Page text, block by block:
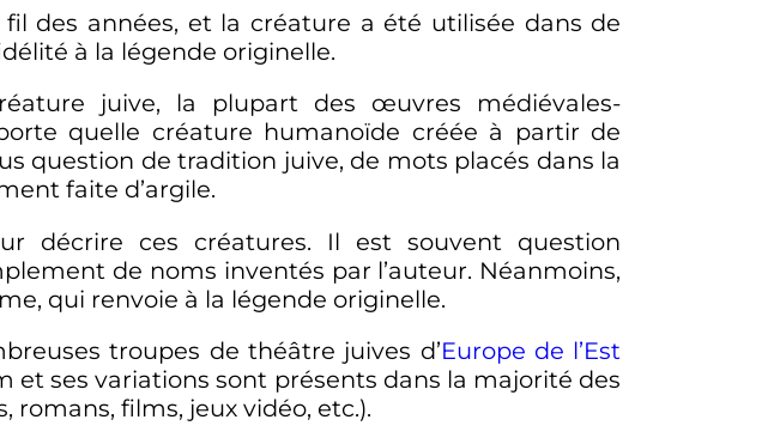
des années, et la créature a été utilisée dans de
à la légende originelle.
juive, la plupart des œuvres médiévales-
quelle créature humanoïde créée à partir de
question de tradition juive, de mots placés dans la
faite d’argile.
décrire ces créatures. Il est souvent question
de noms inventés par l’auteur. Néanmoins,
qui renvoie à la légende originelle.
troupes de théâtre juives d’Europe de l’Est
ses variations sont présents dans la majorité des
romans, films, jeux vidéo, etc.).